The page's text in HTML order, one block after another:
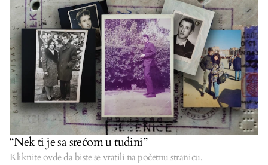
“Nek ti je sa srećom u tuđini”
Kliknite ovde da biste se vratili na početnu stranicu.